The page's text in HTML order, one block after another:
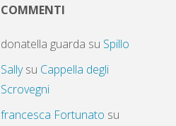
COMMENTI
donatella guarda su Spillo
Sallysu Cappella degli
Scrovegni
francesca Fortunato su